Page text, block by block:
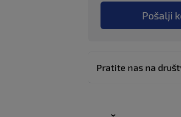
Pošalji
Pratite nas na